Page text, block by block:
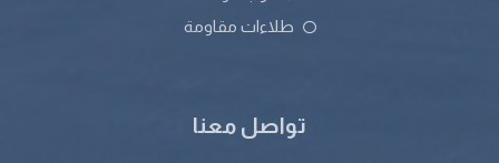
طلاءات مقاومة
تواصل معنا